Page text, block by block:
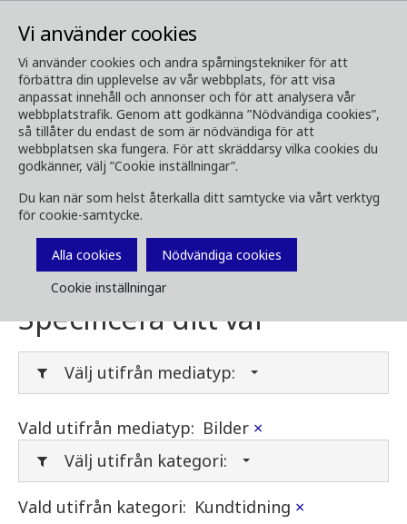
Vi använder cookies
Vi använder cookies och andra spårningstekniker för att
förbättra din upplevelse av vår webbplats, för att visa
anpassat innehåll och annonser och för att analysera vår
webbplatstrafik. Genom att godkänna ”Nödvändiga cookies”,
så tillåter du endast de som är nödvändiga för att
webbplatsen ska fungera. För att skräddarsy vilka cookies du
godkänner, välj ”Cookie inställningar”.
Du kan när som helst återkalla ditt samtycke via vårt verktyg
för cookie-samtycke.
Alla cookies
Nödvändiga cookies
Cookie inställningar
Media Ladda ner media
Ladda ner media
Här kan du ladda ner broschyrer, bilder, videor,
kundtidningar och annan media. Filtrera på
typ eller kategori i menyerna nedan.
Specificera ditt val
Välj utifrån mediatyp:
Vald utifrån mediatyp: Bilder ×
Välj utifrån kategori:
Vald utifrån kategori: Kundtidning ×